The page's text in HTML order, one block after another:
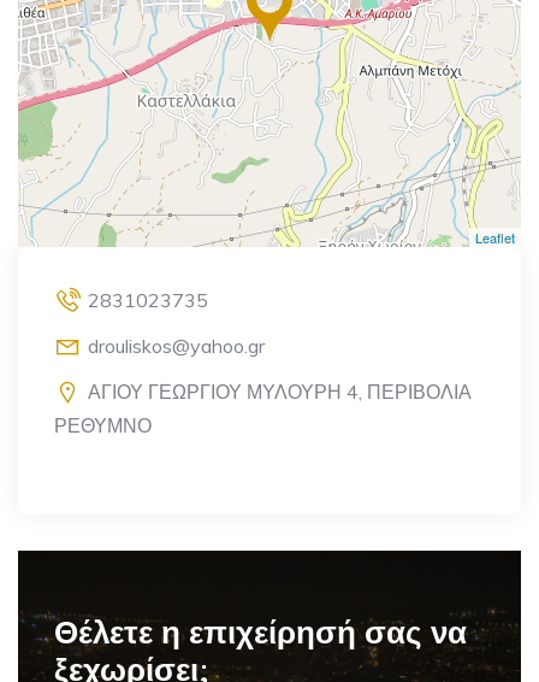
Leaflet
2831023735
drouliskos@yahoo.gr
ΑΓΙΟΥ ΓΕΩΡΓΙΟΥ ΜΥΛΟΥΡΗ 4, ΠΕΡΙΒΟΛΙΑ
ΡΕΘΥΜΝΟ
Θέλετε η επιχείρησή σας να
ξεχωρίσει;